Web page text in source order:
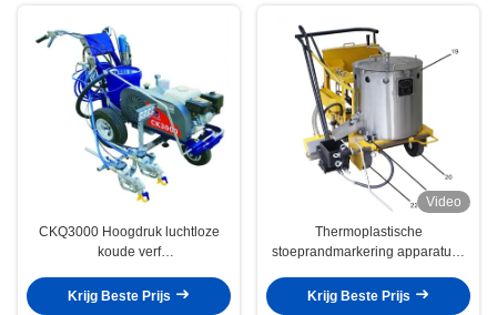
CKQ3000 Hoogdruk luchtloze
koude verf
koude spuitmarkeringsmachine
Krijg Beste Prijs
Video
Thermoplastische
stoeprandmarkering apparatuur,
weglijnmarkering machine
Krijg Beste Prijs